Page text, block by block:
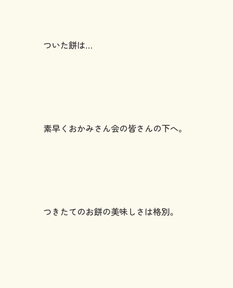
ついた餅は…
素早くおかみさん会の皆さんの下へ。
つきたてのお餅の美味しさは格別。